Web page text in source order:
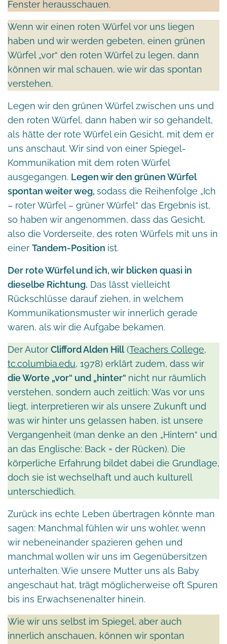
Fenster herausschauen.
Wenn wir einen roten Würfel vor uns liegen
haben und wir werden gebeten, einen grünen
Würfel „vor“ den roten Würfel zu legen, dann
können wir mal schauen, wie wir das spontan
verstehen.
Legen wir den grünen Würfel zwischen uns und
den roten Würfel, dann haben wir so gehandelt,
als hätte der rote Würfel ein Gesicht, mit dem er
uns anschaut. Wir sind von einer Spiegel-
Kommunikation mit dem roten Würfel
ausgegangen. Legen wir den grünen Würfel
spontan weiter weg, sodass die Reihenfolge „Ich
– roter Würfel – grüner Würfel“ das Ergebnis ist,
so haben wir angenommen, dass das Gesicht,
also die Vorderseite, des roten Würfels mit uns in
einer Tandem-Position ist.
Der rote Würfel und ich, wir blicken quasi in
dieselbe Richtung. Das lässt vielleicht
Rückschlüsse darauf ziehen, in welchem
Kommunikationsmuster wir innerlich gerade
waren, als wir die Aufgabe bekamen.
Der Autor Clifford Alden Hill(Teachers College,
tc.columbia.edu, 1978) erklärt zudem, dass wir
die Worte „vor“ und „hinter“ nicht nur räumlich
verstehen, sondern auch zeitlich: Was vor uns
liegt, interpretieren wir als unsere Zukunft und
was wir hinter uns gelassen haben, ist unsere
Vergangenheit (man denke an den „Hintern“ und
an das Englische: Back = der Rücken). Die
körperliche Erfahrung bildet dabei die Grundlage,
doch sie ist wechselhaft und auch kulturell
unterschiedlich.
Zurück ins echte Leben übertragen könnte man
sagen: Manchmal fühlen wir uns wohler, wenn
wir nebeneinander spazieren gehen und
manchmal wollen wir uns im Gegenübersitzen
unterhalten. Wie unsere Mutter uns als Baby
angeschaut hat, trägt möglicherweise oft Spuren
bis ins Erwachsenenalter hinein.
Wie wir uns selbst im Spiegel, aber auch
innerlich anschauen, können wir spontan